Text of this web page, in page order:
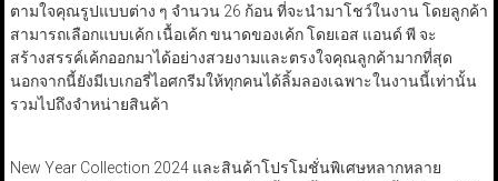
ตามใจคุณรูปแบบต่าง ๆ จำนวน 26 ก้อน ที่จะนำมาโชว์ในงาน โดยลูกค้า
สามารถเลือกแบบเค้ก เนื้อเค้ก ขนาดของเค้ก โดยเอส แอนด์ พี จะ
สร้างสรรค์เค้กออกมาได้อย่างสวยงามและตรงใจคุณลูกค้ามากที่สุด
นอกจากนี้ยังมีเบเกอรี่ไอศกรีมให้ทุกคนได้ลิ้มลองเฉพาะในงานนี้เท่านั้น
รวมไปถึงจำหน่ายสินค้า
New Year Collection 2024 และสินค้าโปรโมชั่นพิเศษหลากหลาย